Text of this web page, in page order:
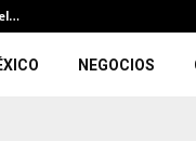
NEGOCIOS